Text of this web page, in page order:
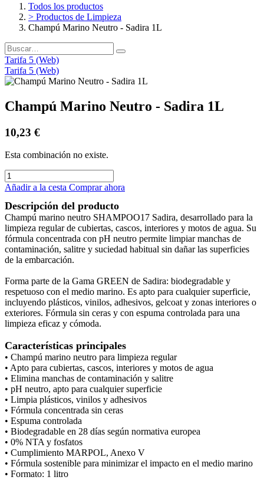
Todos los productos
> Productos de Limpieza
Champú Marino Neutro - Sadira 1L
Tarifa 5 (Web)
Tarifa 5 (Web)
Champú Marino Neutro - Sadira 1L
10,23 €
Esta combinación no existe.
Añadir a la cesta Comprar ahora
Descripción del producto
Champú marino neutro SHAMPOO17 Sadira, desarrollado para la
limpieza regular de cubiertas, cascos, interiores y motos de agua. Su
fórmula concentrada con pH neutro permite limpiar manchas de
contaminación, salitre y suciedad habitual sin dañar las superficies
de la embarcación.
Forma parte de la Gama GREEN de Sadira: biodegradable y
respetuoso con el medio marino. Es apto para cualquier superficie,
incluyendo plásticos, vinilos, adhesivos, gelcoat y zonas interiores o
exteriores. Fórmula sin ceras y con espuma controlada para una
limpieza eficaz y cómoda.
Características principales
• Champú marino neutro para limpieza regular
• Apto para cubiertas, cascos, interiores y motos de agua
• Elimina manchas de contaminación y salitre
• pH neutro, apto para cualquier superficie
• Limpia plásticos, vinilos y adhesivos
• Fórmula concentrada sin ceras
• Espuma controlada
• Biodegradable en 28 días según normativa europea
• 0% NTA y fosfatos
• Cumplimiento MARPOL, Anexo V
• Fórmula sostenible para minimizar el impacto en el medio marino
• Formato: 1 litro